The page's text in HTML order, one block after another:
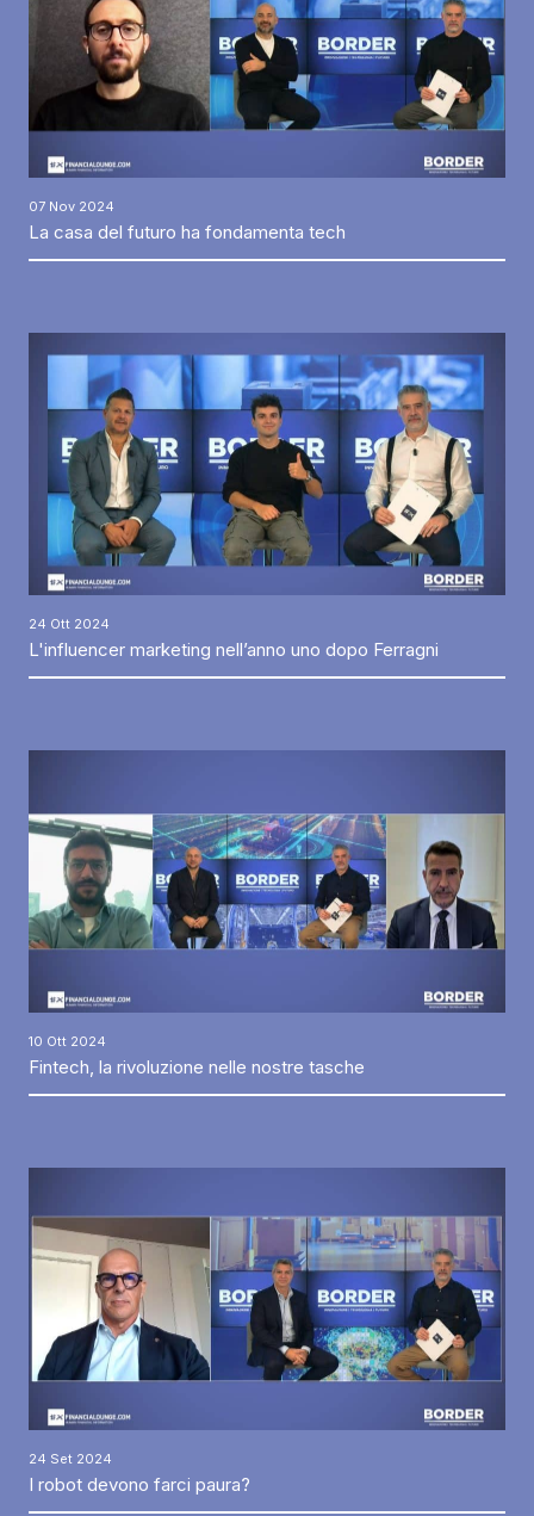
07 Nov 2024
La casa del futuro ha fondamenta tech
24 Ott 2024
L'influencer marketing nell’anno uno dopo Ferragni
10 Ott 2024
Fintech, la rivoluzione nelle nostre tasche
24 Set 2024
I robot devono farci paura?